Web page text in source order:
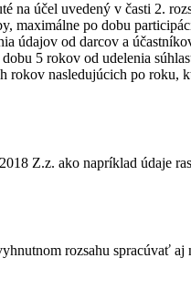
na účel uvedený v časti 2.
maximálne po dobu
údajov od darcov a
5 rokov od udelenia
rokov nasledujúcich po roku,
Z.z. ako napríklad údaje
rozsahu spracúvať aj